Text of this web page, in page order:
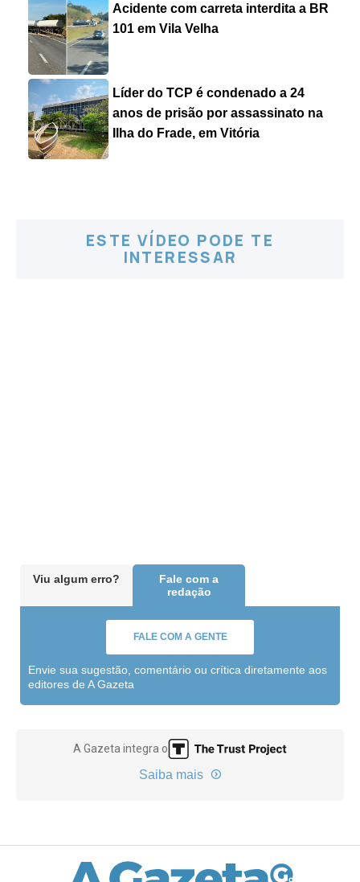
Acidente com carreta interdita a BR
101 em Vila Velha
Líder do TCP é condenado a 24
anos de prisão por assassinato na
Ilha do Frade, em Vitória
ESTE VÍDEO PODE TE
INTERESSAR
Viu algum erro?
Fale com a
redação
FALE COM A GENTE
Envie sua sugestão, comentário ou crítica diretamente aos
editores de A Gazeta
A Gazeta integra o
Saiba mais